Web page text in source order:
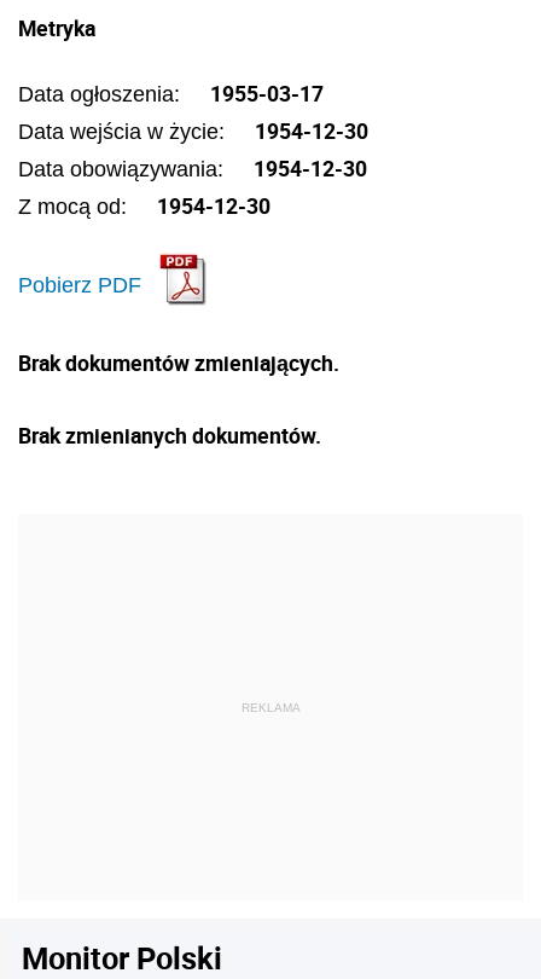
Metryka
Data ogłoszenia: 1955-03-17
Data wejścia w życie: 1954-12-30
Data obowiązywania: 1954-12-30
Z mocą od: 1954-12-30
Pobierz PDF
Brak dokumentów zmieniających.
Brak zmienianych dokumentów.
Monitor Polski